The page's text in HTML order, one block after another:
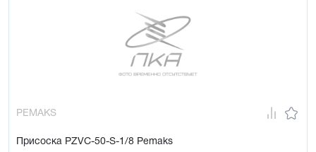
PEMAKS
Присоска PZVC-50-S-1/8 Pemaks